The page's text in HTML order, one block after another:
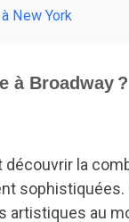
New York
à Broadway ?
découvrir la
sophistiquées.
artistiques au